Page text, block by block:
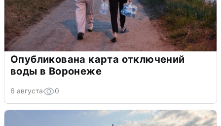
Опубликована карта отключений
воды в Воронеже
6 августа 0